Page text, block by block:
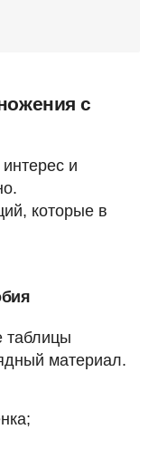
с
и
которые в
таблицы
материал.